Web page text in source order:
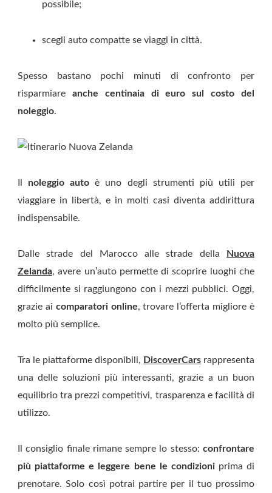
possibile;
scegli auto compatte se viaggi in città.
Spesso bastano pochi minuti di confronto per
risparmiare anche centinaia di euro sul costo del
noleggio.
noleggio auto è uno degli strumenti più utili per
viaggiare in libertà, e in molti casi diventa addirittura
indispensabile.
Dalle strade del Marocco alle strade della
Nuova
Zelanda, avere un’auto permette di scoprire luoghi che
difficilmente si raggiungono con i mezzi pubblici. Oggi,
grazie ai comparatori online, trovare l’offerta migliore è
molto più semplice.
Tra le piattaforme disponibili, DiscoverCars rappresenta
una delle soluzioni più interessanti, grazie a un buon
equilibrio tra prezzi competitivi, trasparenza e facilità di
utilizzo.
Il consiglio finale rimane sempre lo stesso: confrontare
più piattaforme e leggere bene le condizioniprima di
prenotare. Solo così potrai partire per il tuo prossimo